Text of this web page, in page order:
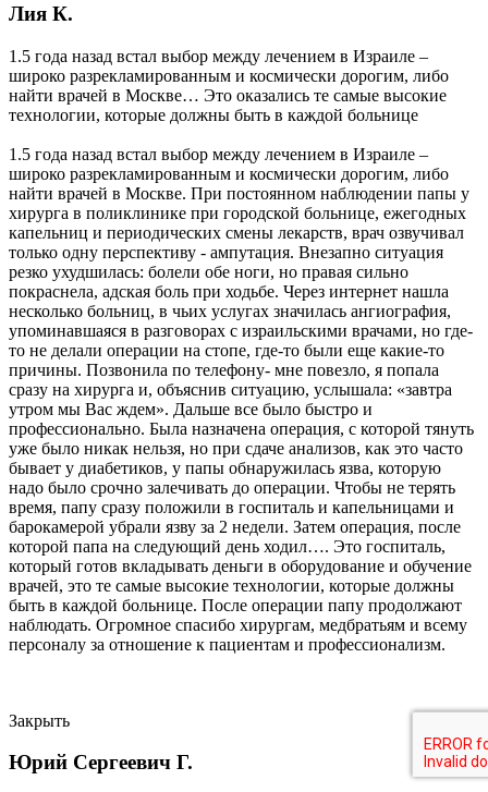
Лия К.
1.5 года назад встал выбор между лечением в Израиле –
широко разрекламированным и космически дорогим, либо
найти врачей в Москве… Это оказались те самые высокие
технологии, которые должны быть в каждой больнице
1.5 года назад встал выбор между лечением в Израиле –
широко разрекламированным и космически дорогим, либо
найти врачей в Москве. При постоянном наблюдении папы у
хирурга в поликлинике при городской больнице, ежегодных
капельниц и периодических смены лекарств, врач озвучивал
только одну перспективу - ампутация. Внезапно ситуация
резко ухудшилась: болели обе ноги, но правая сильно
покраснела, адская боль при ходьбе. Через интернет нашла
несколько больниц, в чьих услугах значилась ангиография,
упоминавшаяся в разговорах с израильскими врачами, но где-
то не делали операции на стопе, где-то были еще какие-то
причины. Позвонила по телефону- мне повезло, я попала
сразу на хирурга и, объяснив ситуацию, услышала: «завтра
утром мы Вас ждем». Дальше все было быстро и
профессионально. Была назначена операция, с которой тянуть
уже было никак нельзя, но при сдаче анализов, как это часто
бывает у диабетиков, у папы обнаружилась язва, которую
надо было срочно залечивать до операции. Чтобы не терять
время, папу сразу положили в госпиталь и капельницами и
барокамерой убрали язву за 2 недели. Затем операция, после
которой папа на следующий день ходил…. Это госпиталь,
который готов вкладывать деньги в оборудование и обучение
врачей, это те самые высокие технологии, которые должны
быть в каждой больнице. После операции папу продолжают
наблюдать. Огромное спасибо хирургам, медбратьям и всему
персоналу за отношение к пациентам и профессионализм.
Закрыть
Юрий Сергеевич Г.